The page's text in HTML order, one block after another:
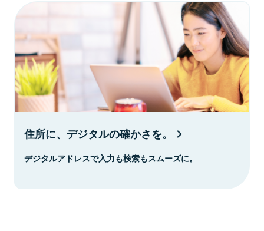
住所に、デジタルの確かさを。
デジタルアドレスで入力も検索もスムーズに。